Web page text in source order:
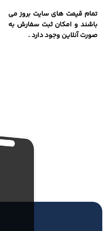
تمام قیمت های سایت بروز می
باشند و امکان ثبت سفارش به
صورت آنلاین وجود دارد .